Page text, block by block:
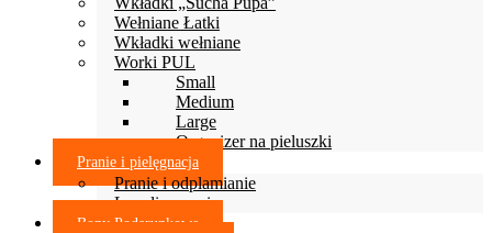
Wełniane Łatki
Wkładki wełniane
Worki PUL
Small
Medium
Large
Organizer na pieluszki
Pranie i pielęgnacja
Pranie i odplamianie
Lanolinowanie
Bony Podarunkowe